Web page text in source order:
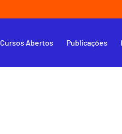
Cursos Abertos Publicações